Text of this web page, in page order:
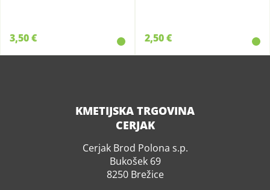
3,50 € 2,50 €
KMETIJSKA TRGOVINA
CERJAK
Cerjak Brod Polona s.p.
Bukošek 69
8250 Brežice